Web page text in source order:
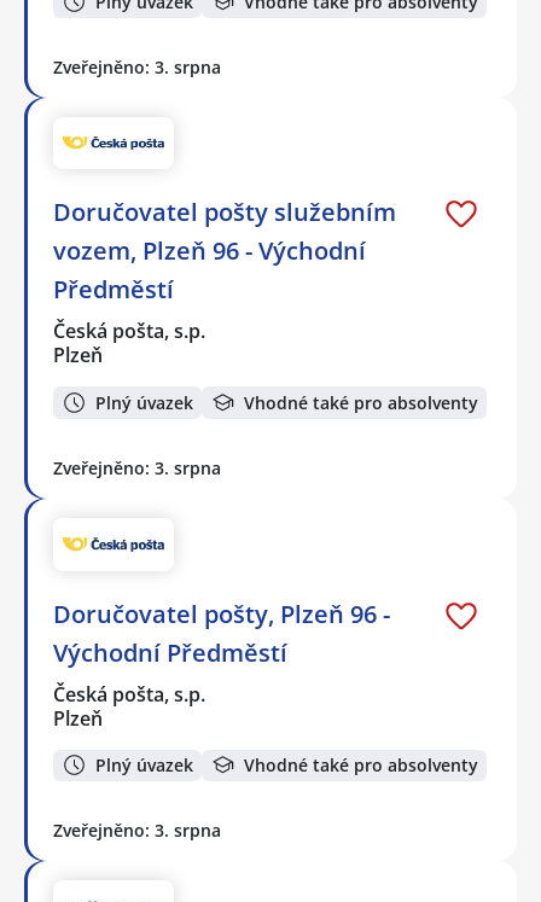
Zveřejněno: 3. srpna
Doručovatel pošty služebním
vozem, Plzeň 96 - Východní
Předměstí
Česká pošta, s.p.
Plzeň
Plný úvazek Vhodné také pro absolventy
Zveřejněno: 3. srpna
Doručovatel pošty, Plzeň 96 -
Východní Předměstí
Česká pošta, s.p.
Plzeň
Plný úvazek Vhodné také pro absolventy
Zveřejněno: 3. srpna